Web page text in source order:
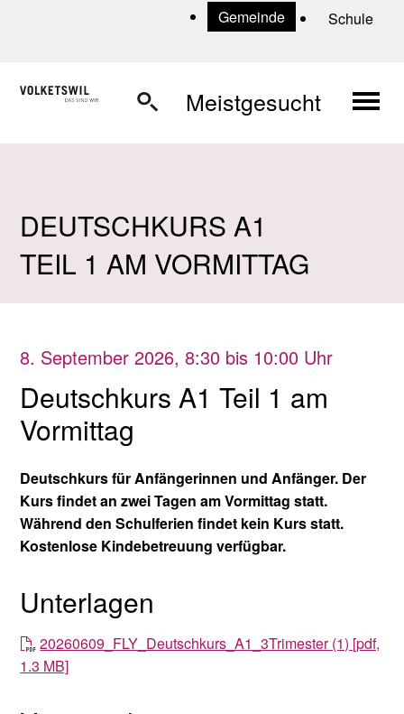
Navigieren in Volketswil
Schnellnavigation Gemeinde Schule
Meistgesucht
DEUTSCHKURS A1
TEIL 1 AM VORMITTAG
Deutschkurs A1 Teil 1 am
Vormittag
8. September 2026, 8:30 bis 10:00 Uhr
Deutschkurs für Anfängerinnen und Anfänger. Der
Kurs findet an zwei Tagen am Vormittag statt.
Während den Schulferien findet kein Kurs statt.
Kostenlose Kindebetreuung verfügbar.
Unterlagen
20260609_FLY_Deutschkurs_A1_3Trimester (1) [pdf,
1.3 MB]